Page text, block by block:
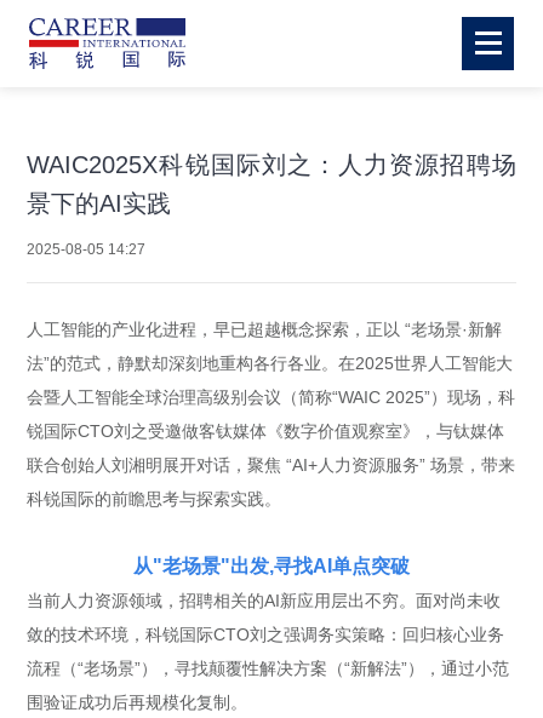
WAIC2025X科锐国际刘之：人力资源招聘场
景下的AI实践
2025-08-05 14:27
人工智能的产业化进程，早已超越概念探索，正以 “老场景·新解
法”的范式，静默却深刻地重构各行各业。在2025世界人工智能大
会暨人工智能全球治理高级别会议（简称“WAIC 2025”）现场，科
锐国际CTO刘之受邀做客钛媒体《数字价值观察室》，与钛媒体
联合创始人刘湘明展开对话，聚焦 “AI+人力资源服务” 场景，带来
科锐国际的前瞻思考与探索实践。
从"老场景"出发,寻找AI单点突破
当前人力资源领域，招聘相关的AI新应用层出不穷。面对尚未收
敛的技术环境，科锐国际CTO刘之强调务实策略：回归核心业务
流程（“老场景”），寻找颠覆性解决方案（“新解法”），通过小范
围验证成功后再规模化复制。